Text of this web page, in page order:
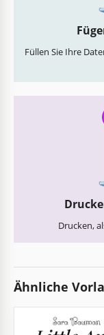
Füllen Sie Ihre
Drucken,
Ähnliche